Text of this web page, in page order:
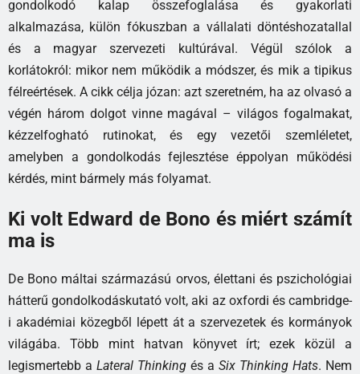
gondolkodó kalap összefoglalása és gyakorlati
alkalmazása, külön fókuszban a vállalati döntéshozatallal
és a magyar szervezeti kultúrával. Végül szólok a
korlátokról: mikor nem működik a módszer, és mik a tipikus
félreértések. A cikk célja józan: azt szeretném, ha az olvasó a
végén három dolgot vinne magával – világos fogalmakat,
kézzelfogható rutinokat, és egy vezetői szemléletet,
amelyben a gondolkodás fejlesztése éppolyan működési
kérdés, mint bármely más folyamat.
Ki volt Edward de Bono és miért számít
ma is
De Bono máltai származású orvos, élettani és pszichológiai
hátterű gondolkodáskutató volt, aki az oxfordi és cambridge-
i akadémiai közegből lépett át a szervezetek és kormányok
világába. Több mint hatvan könyvet írt; ezek közül a
legismertebb a Lateral Thinking és a Six Thinking Hats. Nem